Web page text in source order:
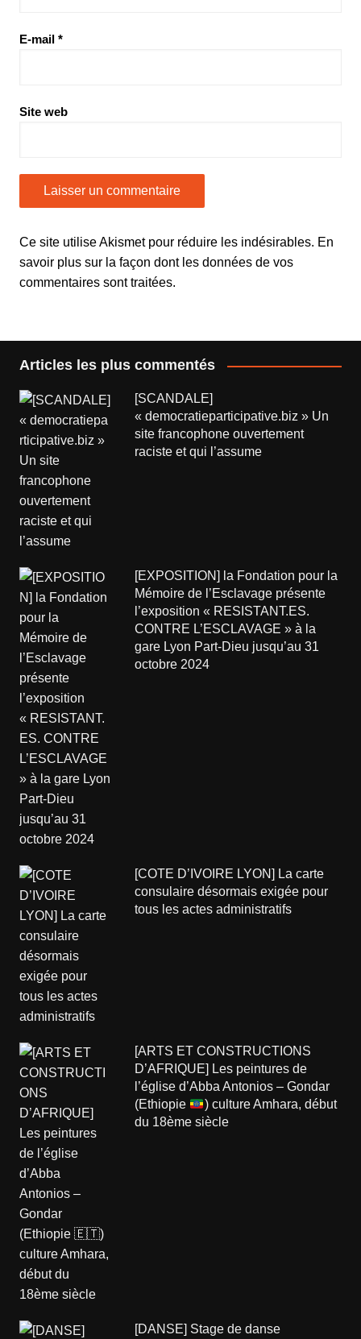
E-mail *
Site web
Ce site utilise Akismet pour réduire les indésirables. En
savoir plus sur la façon dont les données de vos
commentaires sont traitées.
Articles les plus commentés
[SCANDALE]
« democratieparticipative.biz » Un
site francophone ouvertement
raciste et qui l’assume
[EXPOSITION] la Fondation pour la
Mémoire de l’Esclavage présente
l’exposition « RESISTANT.ES.
CONTRE L’ESCLAVAGE » à la
gare Lyon Part-Dieu jusqu’au 31
octobre 2024
[COTE D’IVOIRE LYON] La carte
consulaire désormais exigée pour
tous les actes administratifs
[ARTS ET CONSTRUCTIONS
D’AFRIQUE] Les peintures de
l’église d’Abba Antonios – Gondar
(Ethiopie
) culture Amhara, début
du 18ème siècle
[DANSE] Stage de danse